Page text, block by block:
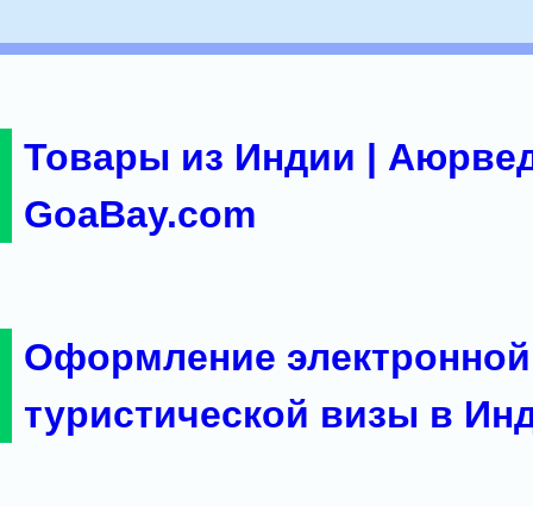
Товары из Индии |
GoaBay.com
Оформление электронной
туристической визы в